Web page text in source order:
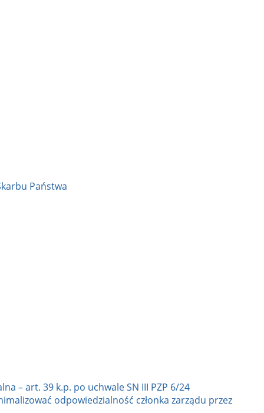
Państwa
– art. 39 k.p. po uchwale SN III PZP 6/24
odpowiedzialność członka zarządu przez